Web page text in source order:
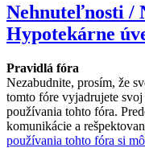
Nehnuteľnosti /
Hypotekárne
Pravidlá fóra
Nezabudnite, prosím, že
tomto fóre vyjadrujete
používania tohto fóra.
komunikácie a
používania tohto fóra si